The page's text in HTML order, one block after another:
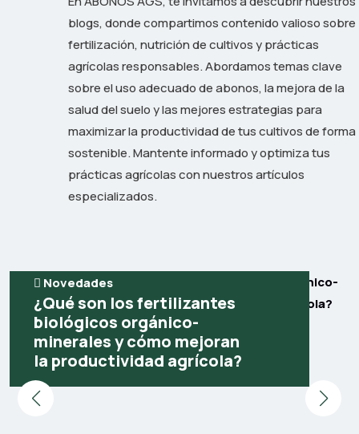
blogs, donde compartimos contenido valioso sobre
fertilización, nutrición de cultivos y prácticas
agrícolas responsables. Abordamos temas clave
sobre el uso adecuado de abonos, la mejora de la
salud del suelo y las mejores estrategias para
maximizar la productividad de tus cultivos de forma
sostenible. Mantente informado y optimiza tus
prácticas agrícolas con nuestros artículos
especializados.
Novedades
¿Qué son los fertilizantes
biológicos orgánico-
minerales y cómo mejoran
la productividad agrícola?